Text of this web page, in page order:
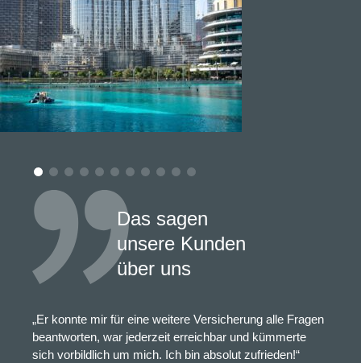
Das sagen
unsere Kunden
über uns
„Er konnte mir für eine weitere Versicherung alle Fragen
beantworten, war jederzeit erreichbar und kümmerte
sich vorbildlich um mich. Ich bin absolut zufrieden!“